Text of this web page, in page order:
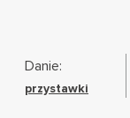
Danie:
przystawki